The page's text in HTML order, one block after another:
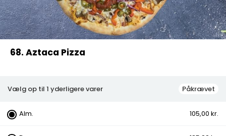
68. Aztaca Pizza
Vælg op til 1 yderligere varer Påkrævet
Alm. 105,00 kr.